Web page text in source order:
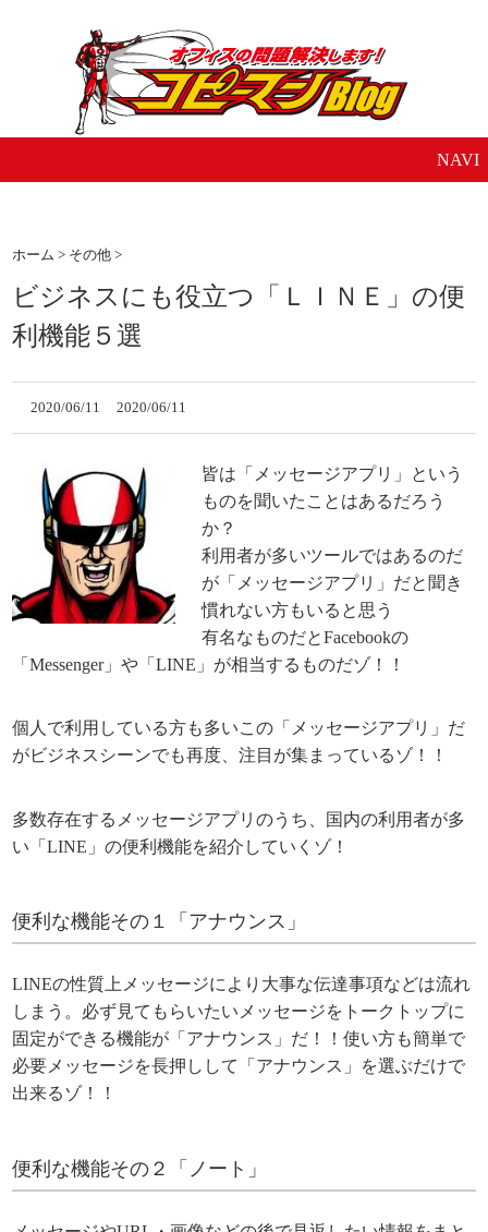
NAVI
ホーム > その他 >
ビジネスにも役立つ「ＬＩＮＥ」の便
利機能５選
2020/06/11 2020/06/11
皆は「メッセージアプリ」という
ものを聞いたことはあるだろう
か？
利用者が多いツールではあるのだ
が「メッセージアプリ」だと聞き
慣れない方もいると思う
有名なものだとFacebookの
「Messenger」や「LINE」が相当するものだゾ！！
個人で利用している方も多いこの「メッセージアプリ」だ
がビジネスシーンでも再度、注目が集まっているゾ！！
多数存在するメッセージアプリのうち、国内の利用者が多
い「LINE」の便利機能を紹介していくゾ！
便利な機能その１「アナウンス」
LINEの性質上メッセージにより大事な伝達事項などは流れ
しまう。必ず見てもらいたいメッセージをトークトップに
固定ができる機能が「アナウンス」だ！！使い方も簡単で
必要メッセージを長押しして「アナウンス」を選ぶだけで
出来るゾ！！
便利な機能その２「ノート」